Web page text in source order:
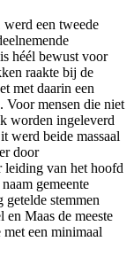
werd een tweede
héél bewust voor
raakte bij de
met daarin een
Voor mensen die niet
worden ingeleverd
werd beide massaal
door
leiding van het hoofd
gemeente
stemmen
en Maas de meeste
met een minimaal